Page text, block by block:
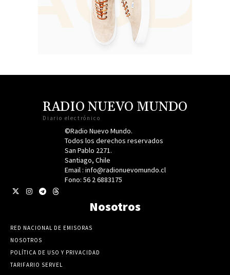
RADIO NUEVO MUNDO
Diario electrónico
©Radio Nuevo Mundo.
Todos los derechos reservados
San Pablo 2271.
Santiago, Chile
Email : info@radionuevomundo.cl
Fono: 56 2 6883175
Nosotros
RED NACIONAL DE EMISORAS
NOSOTROS
POLÍTICA DE USO Y PRIVACIDAD
TARIFARIO SERVEL